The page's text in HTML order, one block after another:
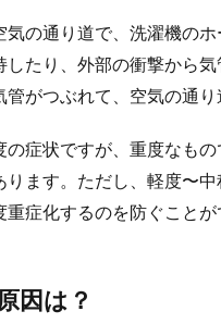
の通り道で、洗濯機の
たり、外部の衝撃から
がつぶれて、空気の通
症状ですが、重度なも
ります。ただし、軽度〜
症化するのを防ぐことが
因は？